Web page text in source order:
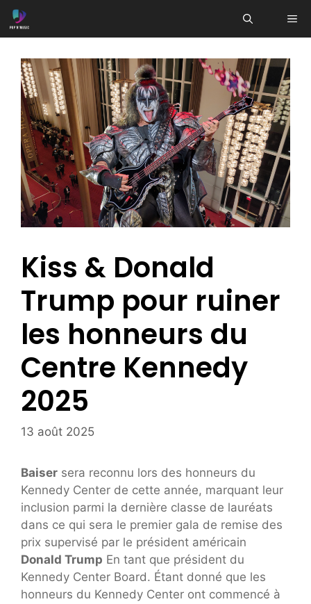
Aller
au
Kiss & Donald
Trump pour ruiner
les honneurs du
Centre Kennedy
2025
13 août 2025
Baiser sera reconnu lors des honneurs du
Kennedy Center de cette année, marquant leur
inclusion parmi la dernière classe de lauréats
dans ce qui sera le premier gala de remise des
prix supervisé par le président américain
Donald Trump En tant que président du
Kennedy Center Board. Étant donné que les
honneurs du Kennedy Center ont commencé à